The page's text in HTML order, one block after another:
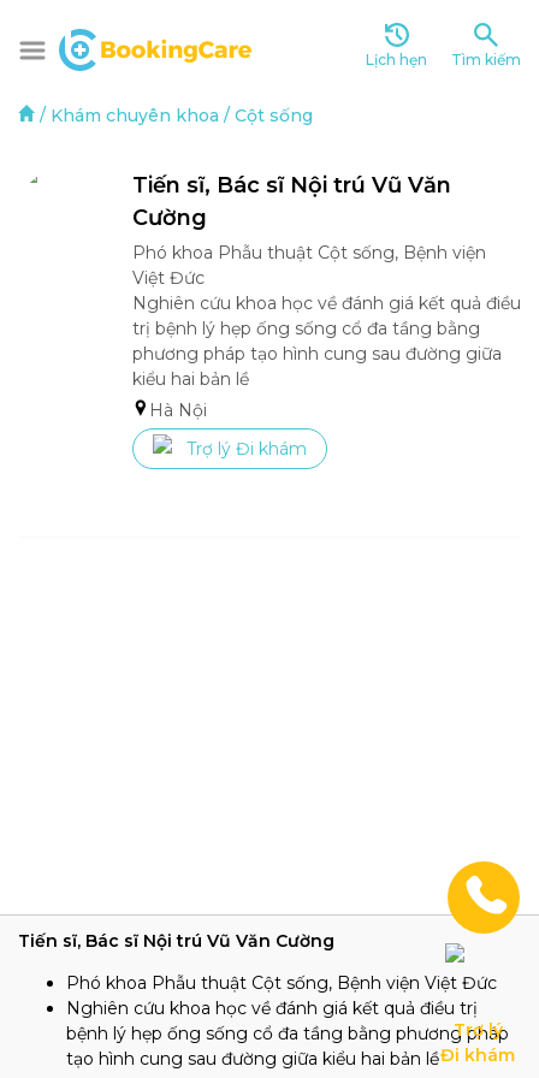
Lịch hẹn Tìm kiếm
/ Khám chuyên khoa / Cột sống
Tiến sĩ, Bác sĩ Nội trú Vũ Văn
Cường
Phó khoa Phẫu thuật Cột sống, Bệnh viện
Việt Đức
Nghiên cứu khoa học về đánh giá kết quả điều
trị bệnh lý hẹp ống sống cổ đa tầng bằng
phương pháp tạo hình cung sau đường giữa
kiểu hai bản lề
Hà Nội
Trợ lý Đi khám
Tiến sĩ, Bác sĩ Nội trú Vũ Văn Cường
Phó khoa Phẫu thuật Cột sống, Bệnh viện Việt Đức
Nghiên cứu khoa học về đánh giá kết quả điều trị
bệnh lý hẹp ống sống cổ đa tầng bằng phương pháp
tạo hình cung sau đường giữa kiểu hai bản lề
Trợ lý
Đi khám